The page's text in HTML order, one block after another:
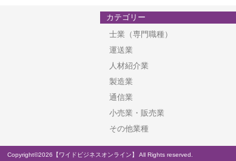
カテゴリー
士業（専門職種）
運送業
人材紹介業
製造業
通信業
小売業・販売業
その他業種
Copyright©2026【ワイドビジネスオンライン】 All Rights reserved.